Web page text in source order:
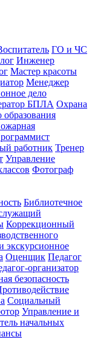
ГО и ЧС
Инженер
Мастер красоты
Менеджер
дело
БПЛА Охрана
образования
работник Тренер
Управление
Фотограф
Библиотечное
Коррекционный
экскурсионное
Оценщик Педагог
организатор
безопасность
Социальный
Управление и
начальных